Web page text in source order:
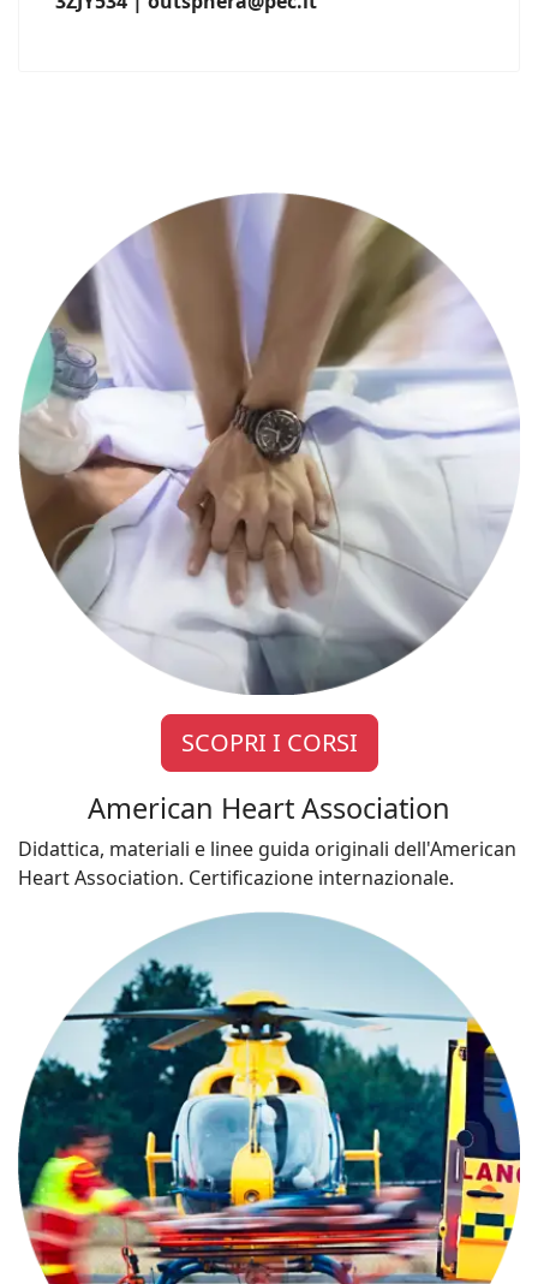
SCOPRI I CORSI
American Heart Association
Didattica, materiali e linee guida originali dell'American
Heart Association. Certificazione internazionale.